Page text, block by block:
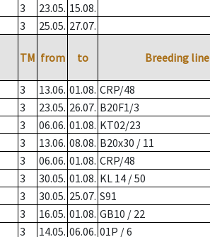
3 23.05. 15.08.
3 25.05. 27.07.
TM from to Breeding line
3 13.06. 01.08. CRP/48
3 23.05. 26.07. B20F1/3
3 06.06. 01.08. KT02/23
3 13.06. 08.08. B20x30 / 11
3 06.06. 01.08. CRP/48
3 30.05. 01.08. KL 14 / 50
3 30.05. 25.07. S91
3 16.05. 01.08. GB10 / 22
3 14.05. 06.06. 01P / 6